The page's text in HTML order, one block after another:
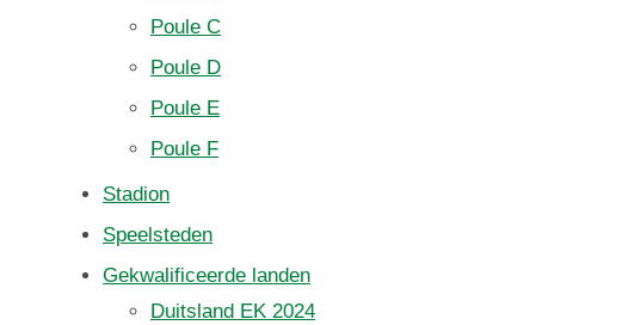
Poule C
Poule D
Poule E
Poule F
Stadion
Speelsteden
Gekwalificeerde landen
Duitsland EK 2024